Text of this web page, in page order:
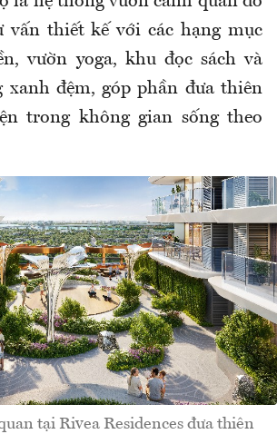
vấn thiết kế với các hạng mục
vườn yoga, khu đọc sách và
xanh đệm, góp phần đưa thiên
trong không gian sống theo
tại Rivea Residences đưa thiên